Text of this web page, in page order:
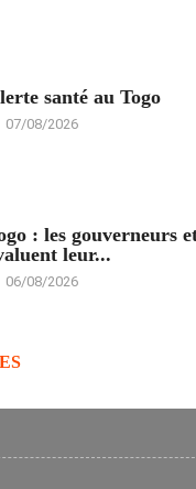
santé au Togo
07/08/2026
: les gouverneurs
leur...
06/08/2026